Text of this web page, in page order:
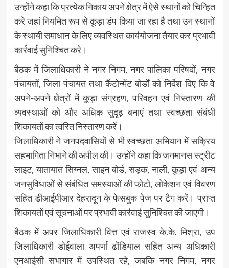
उन्होंने कहा कि प्रत्येक निकाय अपने क्षेत्र में ऐसे स्थानों को चिन्हित
करे जहां नियमित रूप से कूड़ा डंप किया जा रहा है तथा उन स्थानों
के स्थायी समाधान के लिए व्यवस्थित कार्ययोजना तैयार कर प्रभावी
कार्रवाई सुनिश्चित करे।
बैठक में जिलाधिकारी ने नगर निगम, नगर पालिका परिषदों, नगर
पंचायतों, जिला पंचायत तथा कैंटोन्मेंट बोर्डों को निर्देश दिए कि वे
अपने-अपने क्षेत्रों में कूड़ा संग्रहण, परिवहन एवं निस्तारण की
व्यवस्थाओं को और अधिक सुदृढ़ बनाएं तथा स्वच्छता संबंधी
शिकायतों का त्वरित निस्तारण करें।
जिलाधिकारी ने जनपदवासियों से भी स्वच्छता अभियान में सक्रिय
सहभागिता निभाने की अपील की। उन्होंने कहा कि जनमानस स्ट्रीट
लाइट, यातायात सिग्नल, साइन बोर्ड, सड़क, नाली, कूड़ा एवं अन्य
जनसुविधाओं से संबंधित समस्याओं की फोटो, लोकेशन एवं विवरण
सहित डीआईपीआर देहरादून के फेसबुक पेज पर टैग करें। प्राप्त
शिकायतों एवं सूचनाओं पर प्रभावी कार्रवाई सुनिश्चित की जाएगी।
बैठक में अपर जिलाधिकारी वित्त एवं राजस्व के.के. मिश्रा, उप
जिलाधिकारी डोईवाला अपर्णा ढोंडियाल सहित अन्य अधिकारी
एनआईसी सभागार में उपस्थित रहे, जबकि नगर निगम, नगर